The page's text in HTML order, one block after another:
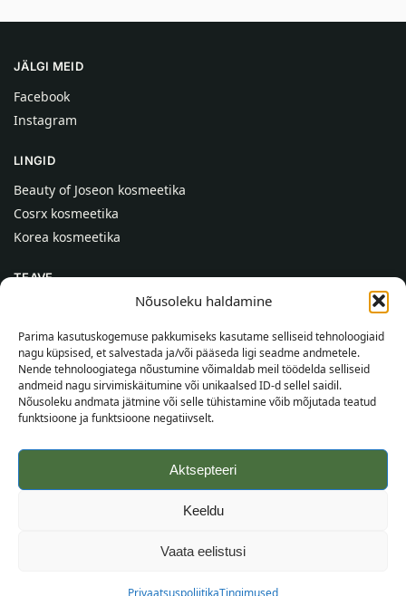
Nõusoleku haldamine
Parima kasutuskogemuse pakkumiseks kasutame selliseid tehnoloogiaid
nagu küpsised, et salvestada ja/või pääseda ligi seadme andmetele.
Nende tehnoloogiatega nõustumine võimaldab meil töödelda selliseid
andmeid nagu sirvimiskäitumine või unikaalsed ID-d sellel saidil.
Nõusoleku andmata jätmine või selle tühistamine võib mõjutada teatud
funktsioone ja funktsioone negatiivselt.
Aktsepteeri
Keeldu
Vaata eelistusi
PrivaatsuspoliitikaTingimused
JÄLGI MEID
Facebook
Instagram
LINGID
Beauty of Joseon kosmeetika
Cosrx kosmeetika
Korea kosmeetika
TEAVE
Kontaktid
Abi
TEAVE OSTJALE
Tarnetingimused
Tingimused
Veebikaart